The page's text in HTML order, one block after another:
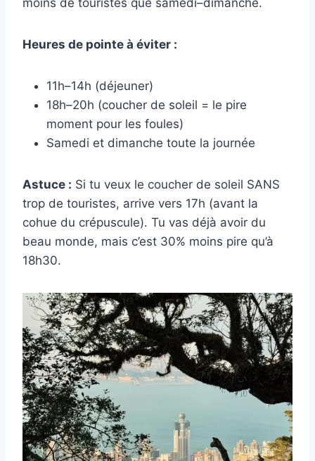
moins de touristes que samedi–dimanche.
Heures de pointe à éviter :
11h–14h (déjeuner)
18h–20h (coucher de soleil = le pire
moment pour les foules)
Samedi et dimanche toute la journée
Astuce : Si tu veux le coucher de soleil SANS
trop de touristes, arrive vers 17h (avant la
cohue du crépuscule). Tu vas déjà avoir du
beau monde, mais c’est 30% moins pire qu’à
18h30.